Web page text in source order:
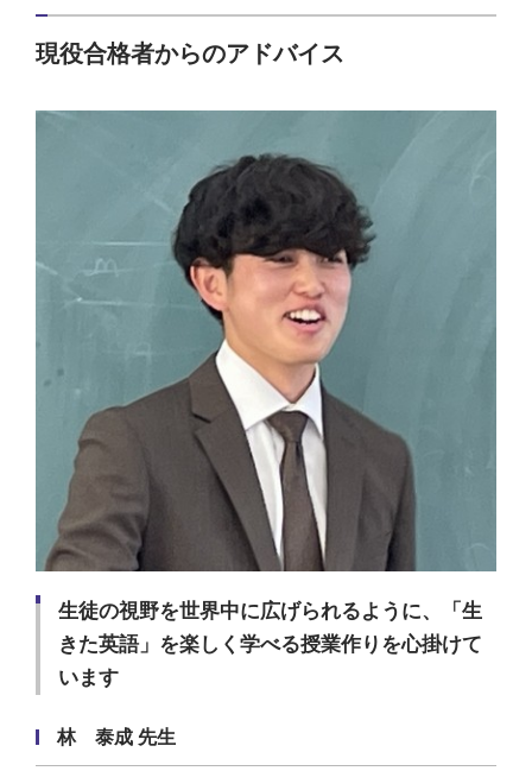
現役合格者からのアドバイス
生徒の視野を世界中に広げられるように、「生
きた英語」を楽しく学べる授業作りを心掛けて
います
林 泰成 先生